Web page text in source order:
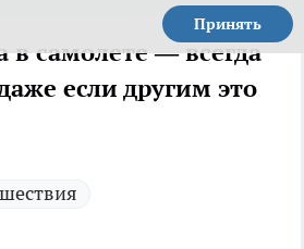
Принять
в самолете — всегда
если другим это